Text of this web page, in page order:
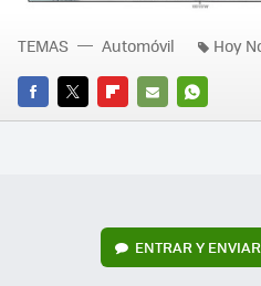
FACEBOOK
TWITTERFLIPBOARD
E-
WHATSAPP
TEMAS Automóvil Hoy
ENTRAR Y